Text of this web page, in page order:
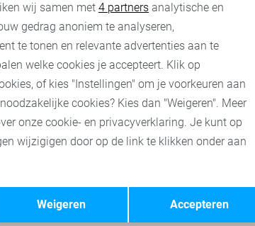
Vila tops Vila jurken Vila korte broeken
Opslaan
wij samen met 4 partners analytische en
gedrag anoniem te analyseren,
te tonen en relevante advertenties aan te
welke cookies je accepteert. Klik op
of kies "Instellingen" om je voorkeuren aan
cookies? Kies dan "Weigeren". Meer
onze cookie- en privacyverklaring. Je kunt op
wijzigigen door op de link te klikken onder aan
Accepteren
Weigeren